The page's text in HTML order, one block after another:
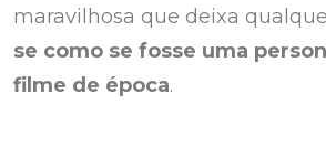
maravilhosa que deixa
se como se fosse uma
filme de época.